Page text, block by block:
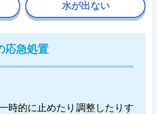
応急処置
時的に止めたり調整したりす
水が出ない